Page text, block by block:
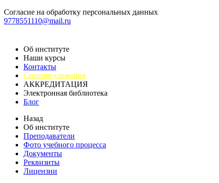
Согласие на обработку персональных данных
9778551110@mail.ru
Об институте
Наши курсы
Контакты
Спецпредложения
АККРЕДИТАЦИЯ
Электронная библиотека
Блог
Назад
Об институте
Преподаватели
Фото учебного процесса
Документы
Реквизиты
Лицензии